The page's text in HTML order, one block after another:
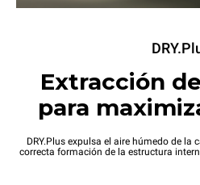
Extracción
para
DRY.Plus expulsa el aire húmedo de la
correcta formación de la estructura